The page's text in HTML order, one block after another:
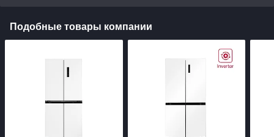
Подобные товары компании